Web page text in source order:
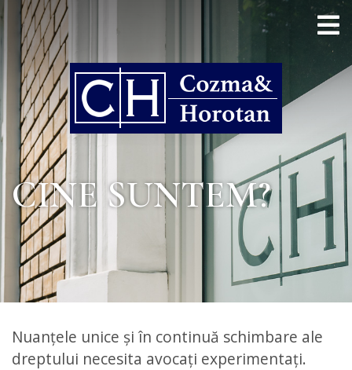
CINE SUNTEM?
Nuanțele unice și în continuă schimbare ale
dreptului necesita avocați experimentați.